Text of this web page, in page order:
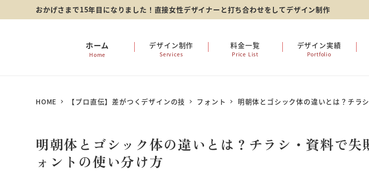
おかげさまで15年目になりました！直接女性デザイナーと打ち合わせをしてデザイン制作
ホーム
Home
デザイン制作
Services
料金一覧
Price List
デザイン実績
Portfolio
HOME 【プロ直伝】差がつくデザインの技 フォント 明朝体とゴシック体の違いとは？チラ
明朝体とゴシック体の違いとは？チラシ・資料で失
ォントの使い分け方